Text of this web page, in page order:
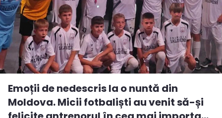
Emoții de nedescris la o nuntă din
Moldova. Micii fotbaliști au venit să-și